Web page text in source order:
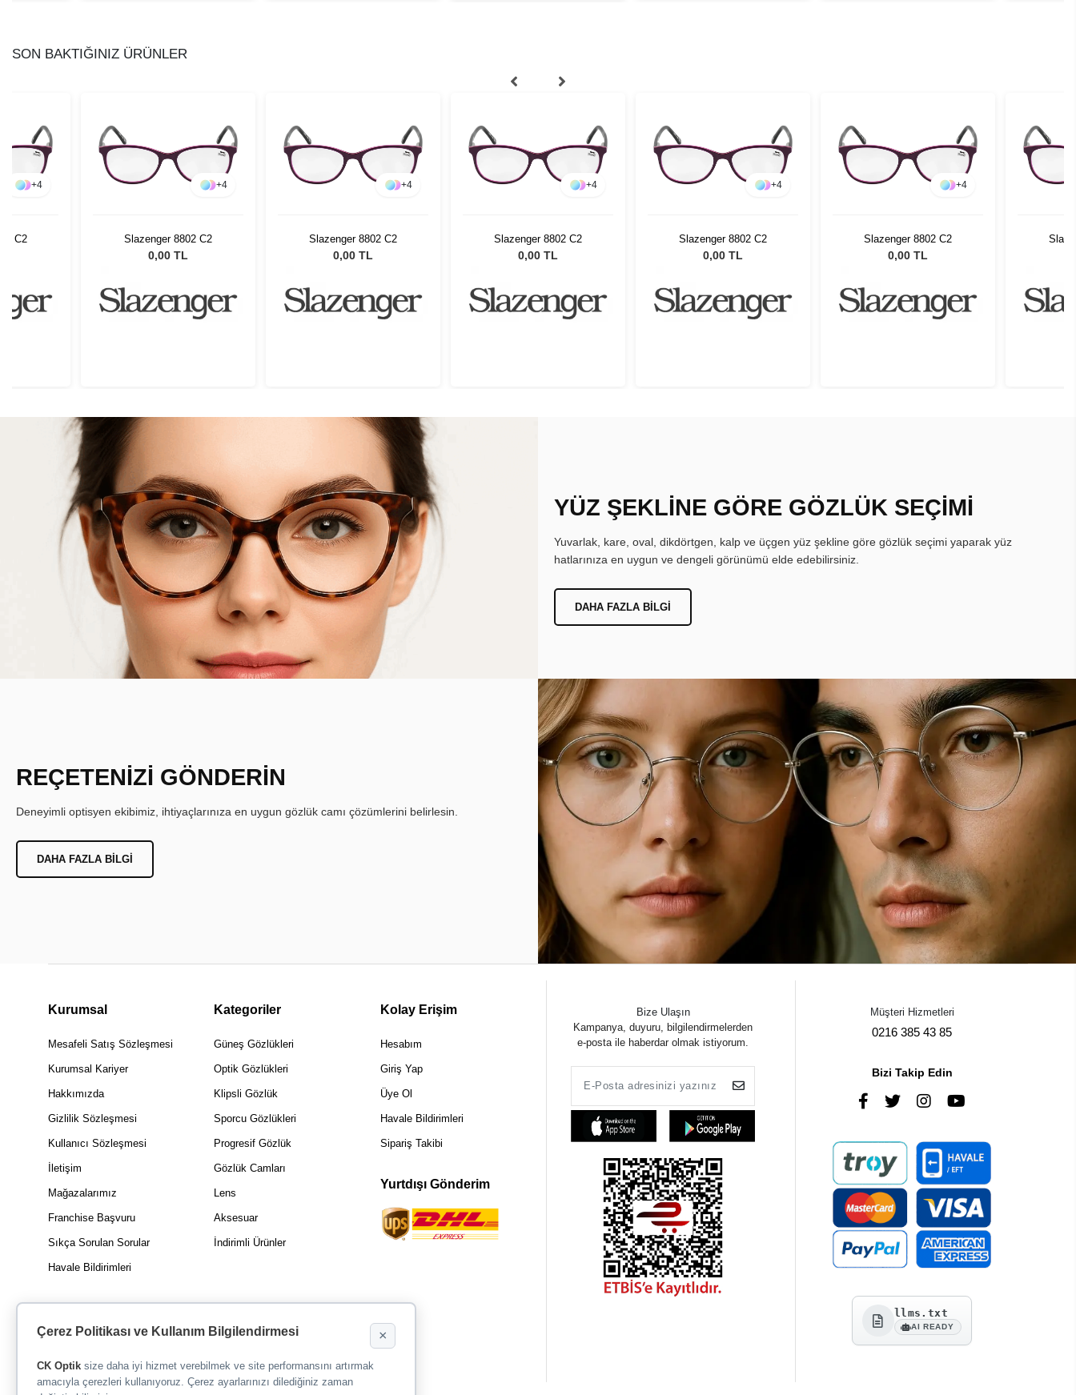
SON BAKTIĞINIZ ÜRÜNLER
+4
C2
+4
Slazenger 8802 C2
0,00 TL
+4
Slazenger 8802 C2
0,00 TL
+4
Slazenger 8802 C2
0,00 TL
+4
Slazenger 8802 C2
0,00 TL
+4
Slazenger 8802 C2
0,00 TL
YÜZ ŞEKLİNE GÖRE GÖZLÜK SEÇİMİ
Yuvarlak, kare, oval, dikdörtgen, kalp ve üçgen yüz şekline göre gözlük seçimi yaparak yüz
hatlarınıza en uygun ve dengeli görünümü elde edebilirsiniz.
DAHA FAZLA BILGI
REÇETENİZİ GÖNDERİN
Deneyimli optisyen ekibimiz, ihtiyaçlarınıza en uygun gözlük camı çözümlerini belirlesin.
DAHA FAZLA BILGI
Kurumsal
Mesafeli Satış Sözleşmesi
Kurumsal Kariyer
Hakkımızda
Gizlilik Sözleşmesi
Kullanıcı Sözleşmesi
İletişim
Mağazalarımız
Franchise Başvuru
Sıkça Sorulan Sorular
Havale Bildirimleri
Kategoriler
Güneş Gözlükleri
Optik Gözlükleri
Klipsli Gözlük
Sporcu Gözlükleri
Progresif Gözlük
Gözlük Camları
Lens
Aksesuar
İndirimli Ürünler
Kolay Erişim
Hesabım
Giriş Yap
Üye Ol
Havale Bildirimleri
Sipariş Takibi
Yurtdışı Gönderim
Bize Ulaşın
Kampanya, duyuru, bilgilendirmelerden
e-posta ile haberdar olmak istiyorum.
Müşteri Hizmetleri
0216 385 43 85
Bizi Takip Edin
llms.txt
AI READY
Çerez Politikası ve Kullanım Bilgilendirmesi ×
CK Optik size daha iyi hizmet verebilmek ve site performansını artırmak
amacıyla çerezleri kullanıyoruz. Çerez ayarlarınızı dilediğiniz zaman